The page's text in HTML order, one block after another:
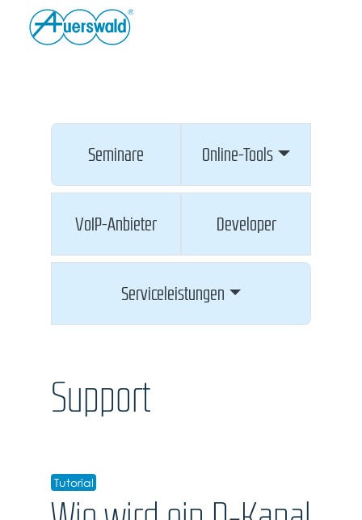
Seminare Online-Tools
VoIP-Anbieter Developer
Serviceleistungen
Support
Tutorial